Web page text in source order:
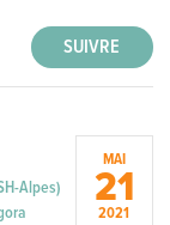
SUIVRE
Alpes)
MAI
21
2021